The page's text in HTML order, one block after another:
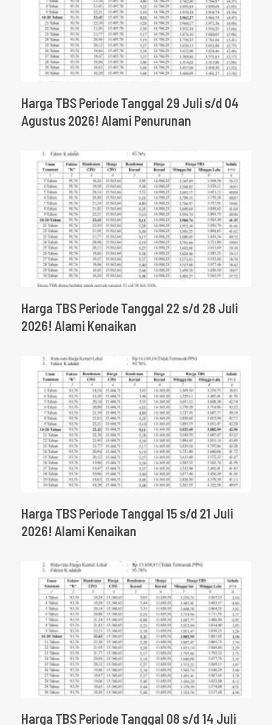
Harga TBS Periode Tanggal 29 Juli s/d 04
Agustus 2026! Alami Penurunan
Harga TBS Periode Tanggal 22 s/d 28 Juli
2026! Alami Kenaikan
Harga TBS Periode Tanggal 15 s/d 21 Juli
2026! Alami Kenaikan
Harga TBS Periode Tanggal 08 s/d 14 Juli